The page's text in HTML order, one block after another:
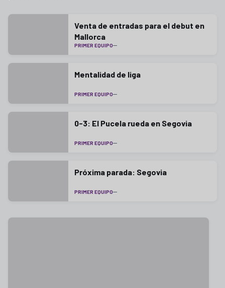
Venta de entradas para el debut en
Mallorca
PRIMER EQUIPO
Mentalidad de liga
PRIMER EQUIPO
0-3: El Pucela rueda en Segovia
PRIMER EQUIPO
Próxima parada: Segovia
PRIMER EQUIPO